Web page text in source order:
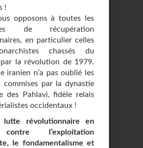
!
opposons à toutes les
de récupération
en particulier celles
chassés du
la révolution de 1979.
iranien n’a pas oublié les
commises par la dynastie
des Pahlavi, fidèle relais
occidentaux !
révolutionnaire en
l’exploitation
le fondamentalisme et